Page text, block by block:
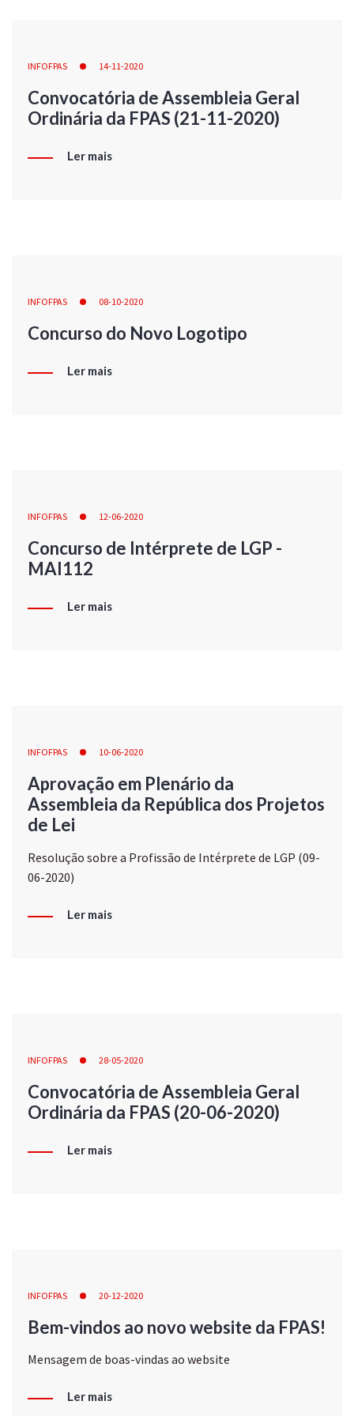
INFOFPAS 14-11-2020
Convocatória de Assembleia Geral
Ordinária da FPAS (21-11-2020)
Ler mais
INFOFPAS 08-10-2020
Concurso do Novo Logotipo
Ler mais
INFOFPAS 12-06-2020
Concurso de Intérprete de LGP -
MAI112
Ler mais
INFOFPAS 10-06-2020
Aprovação em Plenário da
Assembleia da República dos Projetos
de Lei
Resolução sobre a Profissão de Intérprete de LGP (09-
06-2020)
Ler mais
INFOFPAS 28-05-2020
Convocatória de Assembleia Geral
Ordinária da FPAS (20-06-2020)
Ler mais
INFOFPAS 20-12-2020
Bem-vindos ao novo website da FPAS!
Mensagem de boas-vindas ao website
Ler mais